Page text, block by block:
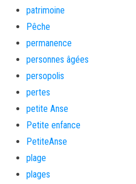
patrimoine
Pêche
permanence
personnes âgées
persopolis
pertes
petite Anse
Petite enfance
PetiteAnse
plage
plages